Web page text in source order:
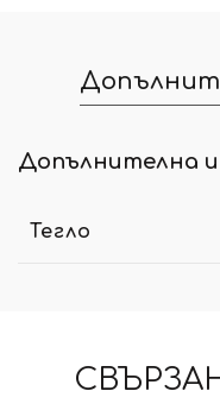
Допълнителна
Тегло